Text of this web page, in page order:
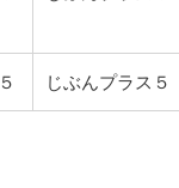
じぶんプラス５